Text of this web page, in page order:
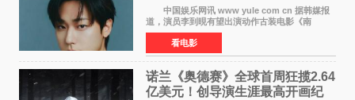
中国娱乐网讯 www yule com cn 据韩媒报
道，演员李到晛有望出演动作古装电影《南
伐》，与李秉宪、高允真合作，引发关注。
该片为动作古装片，讲述朝鲜初期，为了解救被
倭寇绑走的俘虏，9
看电影
诺兰《奥德赛》全球首周狂揽2.64
亿美元！创导演生涯最高开画纪